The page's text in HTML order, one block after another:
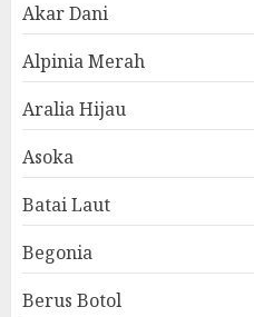
Akar Dani
Alpinia Merah
Aralia Hijau
Asoka
Batai Laut
Begonia
Berus Botol